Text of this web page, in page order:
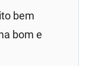
bem
bom e